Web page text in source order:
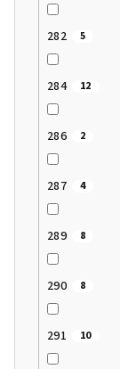
282 5
284 12
286 2
287 4
289 8
290 8
291 10